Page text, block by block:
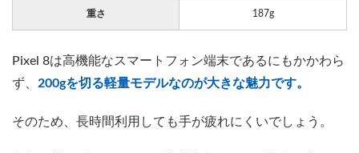
重さ 187g
Pixel 8は高機能なスマートフォン端末であるにもかかわら
ず、 200gを切る軽量モデルなのが大きな魅力です。
そのため、長時間利用しても手が疲れにくいでしょう。